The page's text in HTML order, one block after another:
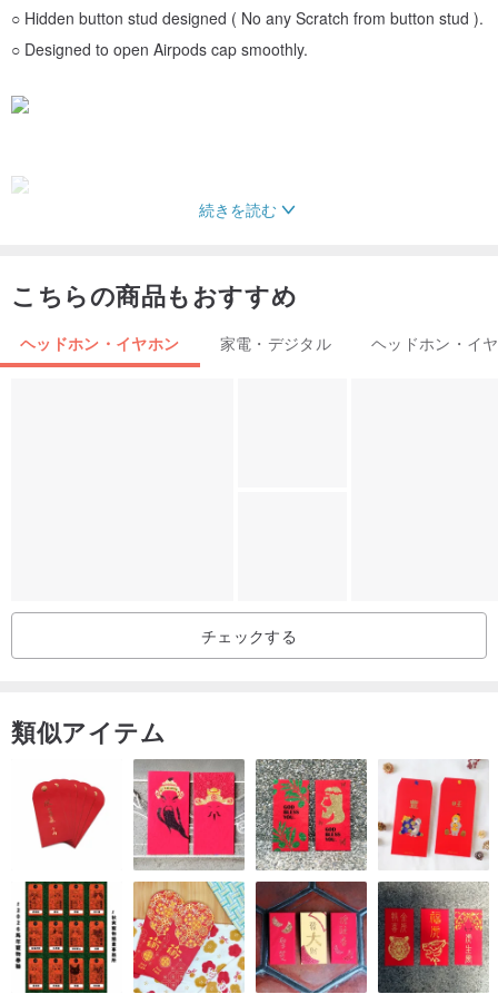
○ Hidden button stud designed ( No any Scratch from button stud ).
○ Designed to open Airpods cap smoothly.
stud ). **
FREE Personalized Stamp service
• FREE OF CHARGE
• Maximum letters: 8 letters
• Font: Quattrocento
• Stamping process: Hot Stamp with Gold foil
続きを読む
こちらの商品もおすすめ
ヘッドホン・イヤホン 家電・デジタル ヘッドホン・イ
チェックする
類似アイテム